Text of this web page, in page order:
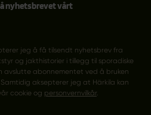
nyhetsbrevet vårt
jeg å få tilsendt nyhetsbrev fra
og jakthistorier i tillegg til sporadiske
avslutte abonnementet ved å bruken
aksepterer jeg at Härkila kan
cookie og personvernvilkår.